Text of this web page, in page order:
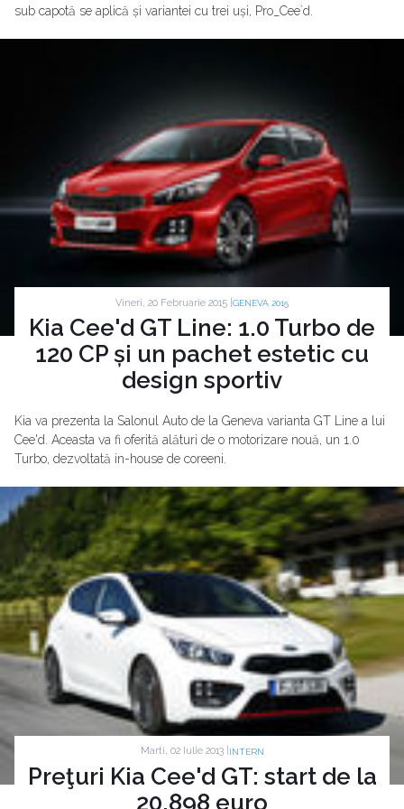
sub capotă se aplică și variantei cu trei uși, Pro_Cee`d.
Vineri, 20 Februarie 2015 | GENEVA 2015
Kia Cee'd GT Line: 1.0 Turbo de
120 CP și un pachet estetic cu
design sportiv
Kia va prezenta la Salonul Auto de la Geneva varianta GT Line a lui
Cee'd. Aceasta va fi oferită alături de o motorizare nouă, un 1.0
Turbo, dezvoltată in-house de coreeni.
Marti, 02 Iulie 2013 | INTERN
Preţuri Kia Cee'd GT: start de la
20.898 euro